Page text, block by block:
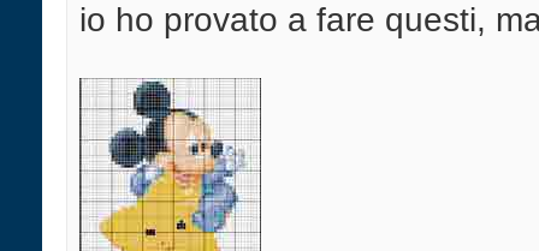
io ho provato a fare questi,